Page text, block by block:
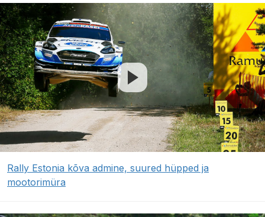
Rally Estonia kõva admine, suured hüpped ja
mootorimüra